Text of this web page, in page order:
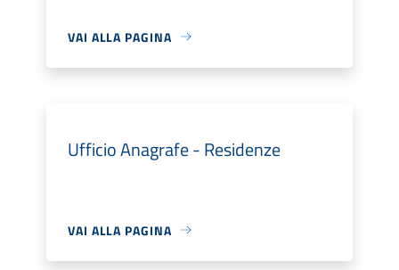
VAI ALLA PAGINA
Ufficio Anagrafe - Residenze
VAI ALLA PAGINA